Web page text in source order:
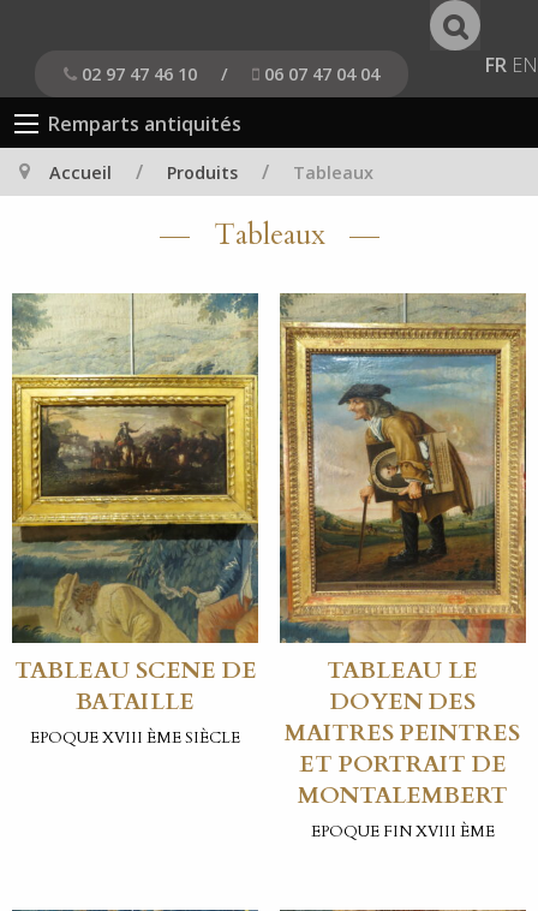
02 97 47 46 10 / 06 07 47 04 04 FR EN
Remparts antiquités
Accueil / Produits / Tableaux
Tableaux
TABLEAU SCENE DE
BATAILLE
EPOQUE XVIII ÈME SIÈCLE
TABLEAU LE
DOYEN DES
MAITRES PEINTRES
ET PORTRAIT DE
MONTALEMBERT
EPOQUE FIN XVIII ÈME